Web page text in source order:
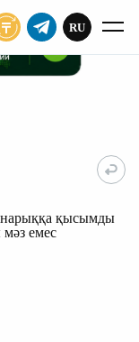
ЖАЗЫЛУ
RU
нарыққа қысымды
емес